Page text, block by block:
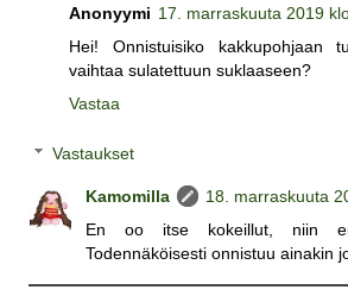
Anonyymi 17. marraskuuta 2019
Hei! Onnistuisiko kakkupohjaan
vaihtaa sulatettuun suklaaseen?
Vastaa
Vastaukset
Kamomilla
18. marraskuuta
En oo itse kokeillut, niin
Todennäköisesti onnistuu ainakin